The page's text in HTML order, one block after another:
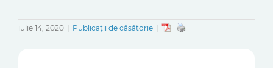
iulie 14, 2020 Publicații de căsătorie